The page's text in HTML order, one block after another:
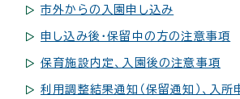
市外からの入園申し込み
申し込み後・保留中の方の注意事項
保育施設内定、入園後の注意事項
利用調整結果通知（保留通知）、入